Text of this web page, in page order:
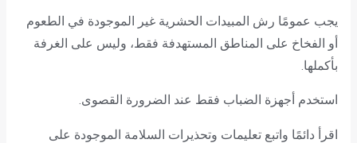
يجب عمومًا رش المبيدات الحشرية غير الموجودة في الطعوم
أو الفخاخ على المناطق المستهدفة فقط، وليس على الغرفة
بأكملها.
استخدم أجهزة الضباب فقط عند الضرورة القصوى.
اقرأ دائمًا واتبع تعليمات وتحذيرات السلامة الموجودة على